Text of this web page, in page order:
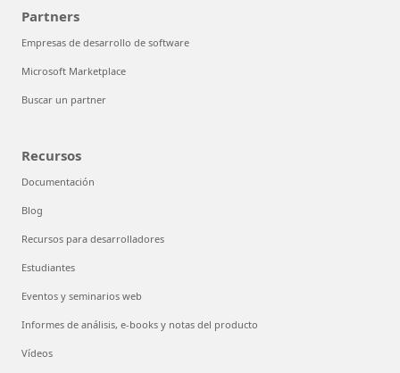
Partners
Empresas de desarrollo de software
Microsoft Marketplace
Buscar un partner
Recursos
Documentación
Blog
Recursos para desarrolladores
Estudiantes
Eventos y seminarios web
Informes de análisis, e-books y notas del producto
Vídeos